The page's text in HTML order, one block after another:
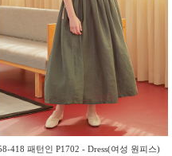
58-418 패턴인 P1702 - Dress(여성 원피스)